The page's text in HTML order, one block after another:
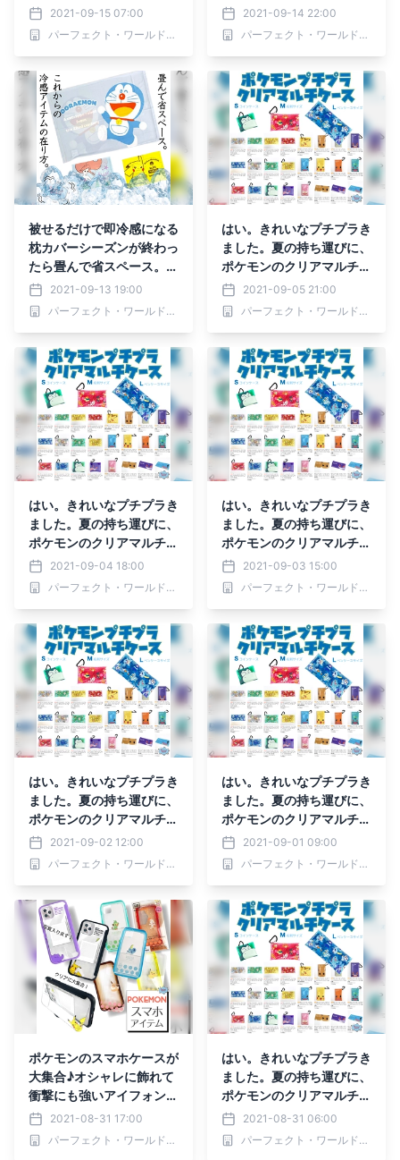
ラえもんやピカチュウ、ア
リエルの冷感まくらカバー
2021-09-15 07:00
パーフェクト・ワールド株式会社
ラえもんやピカチュウ、ア
リエルの冷感まくらカバー
2021-09-14 22:00
パーフェクト・ワールド株式会社
被せるだけで即冷感になる
枕カバーシーズンが終わっ
たら畳んで省スペース。ド
ラえもんやピカチュウ、ア
リエルの冷感まくらカバー
2021-09-13 19:00
パーフェクト・ワールド株式会社
はい。きれいなプチプラき
ました。夏の持ち運びに、
ポケモンのクリアマルチケ
ースは３サイズ展開。
2021-09-05 21:00
パーフェクト・ワールド株式会社
はい。きれいなプチプラき
ました。夏の持ち運びに、
ポケモンのクリアマルチケ
ースは３サイズ展開。
2021-09-04 18:00
パーフェクト・ワールド株式会社
はい。きれいなプチプラき
ました。夏の持ち運びに、
ポケモンのクリアマルチケ
ースは３サイズ展開。
2021-09-03 15:00
パーフェクト・ワールド株式会社
はい。きれいなプチプラき
ました。夏の持ち運びに、
ポケモンのクリアマルチケ
ースは３サイズ展開。
2021-09-02 12:00
パーフェクト・ワールド株式会社
はい。きれいなプチプラき
ました。夏の持ち運びに、
ポケモンのクリアマルチケ
ースは３サイズ展開。
2021-09-01 09:00
パーフェクト・ワールド株式会社
ポケモンのスマホケースが
大集合♪オシャレに飾れて
衝撃にも強いアイフォンケ
ースたち2021-08-31 17:00
パーフェクト・ワールド株式会社
はい。きれいなプチプラき
ました。夏の持ち運びに、
ポケモンのクリアマルチケ
ースは３サイズ展開。
2021-08-31 06:00
パーフェクト・ワールド株式会社